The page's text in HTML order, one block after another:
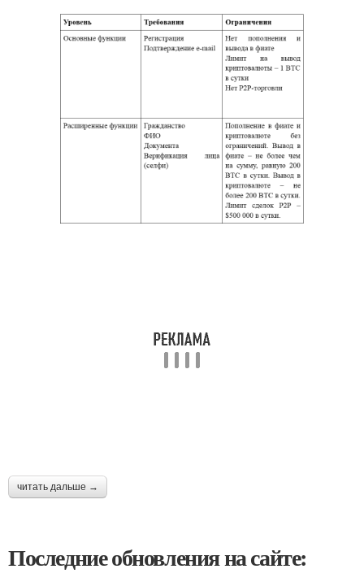
читать дальше →
Последние обновления на сайте: